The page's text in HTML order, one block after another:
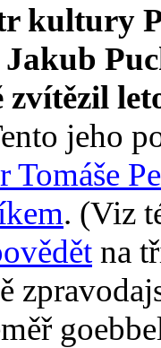
kultury
zvítězil
jeho
. (Viz
na